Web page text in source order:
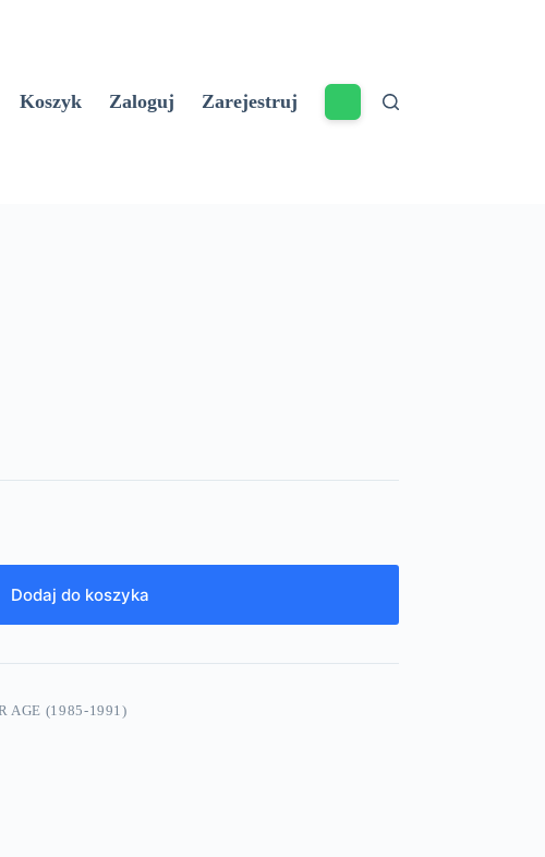
Koszyk Zaloguj Zarejestruj
Dodaj do koszyka
AGE (1985-1991)